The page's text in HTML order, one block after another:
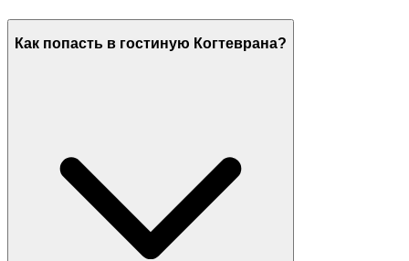
Как попасть в гостиную Когтеврана?